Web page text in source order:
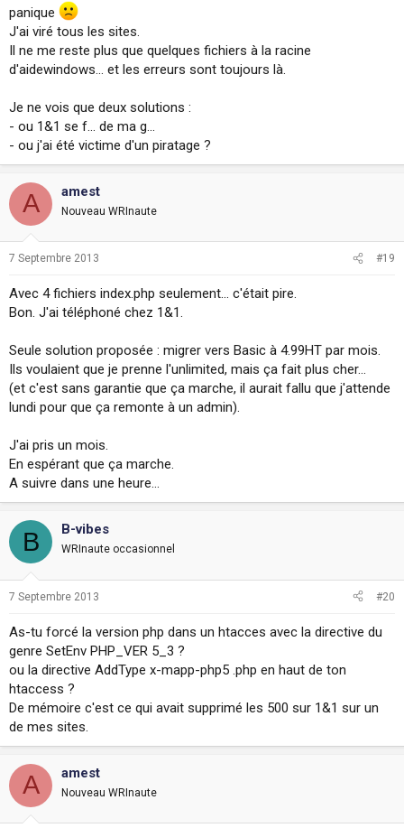
panique
J'ai viré tous les sites.
Il ne me reste plus que quelques fichiers à la racine
d'aidewindows... et les erreurs sont toujours là.
Je ne vois que deux solutions :
- ou 1&1 se f... de ma g...
- ou j'ai été victime d'un piratage ?
A amest
Nouveau WRInaute
7 Septembre 2013 #19
Avec 4 fichiers index.php seulement... c'était pire.
Bon. J'ai téléphoné chez 1&1.
Seule solution proposée : migrer vers Basic à 4.99HT par mois.
Ils voulaient que je prenne l'unlimited, mais ça fait plus cher...
(et c'est sans garantie que ça marche, il aurait fallu que j'attende
lundi pour que ça remonte à un admin).
J'ai pris un mois.
En espérant que ça marche.
A suivre dans une heure...
B B-vibes
WRInaute occasionnel
7 Septembre 2013 #20
As-tu forcé la version php dans un htacces avec la directive du
genre SetEnv PHP_VER 5_3 ?
ou la directive AddType x-mapp-php5 .php en haut de ton
htaccess ?
De mémoire c'est ce qui avait supprimé les 500 sur 1&1 sur un
de mes sites.
A amest
Nouveau WRInaute